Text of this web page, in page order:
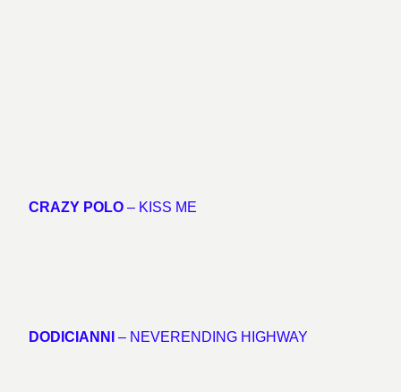
CRAZY POLO – KISS ME
DODICIANNI – NEVERENDING HIGHWAY